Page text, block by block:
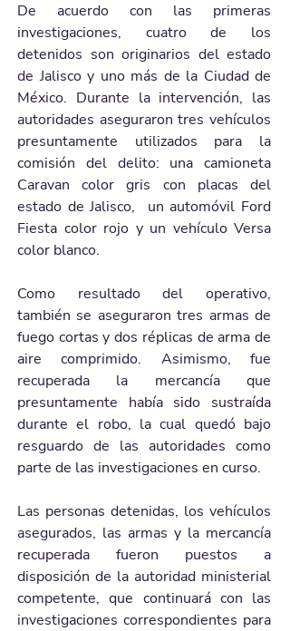
De acuerdo con las primeras
investigaciones, cuatro de los
detenidos son originarios del estado
de Jalisco y uno más de la Ciudad de
México. Durante la intervención, las
autoridades aseguraron tres vehículos
presuntamente utilizados para la
comisión del delito: una camioneta
Caravan color gris con placas del
estado de Jalisco,  un automóvil Ford
Fiesta color rojo y un vehículo Versa
color blanco.
Como resultado del operativo,
también se aseguraron tres armas de
fuego cortas y dos réplicas de arma de
aire comprimido. Asimismo, fue
recuperada la mercancía que
presuntamente había sido sustraída
durante el robo, la cual quedó bajo
resguardo de las autoridades como
parte de las investigaciones en curso.
Las personas detenidas, los vehículos
asegurados, las armas y la mercancía
recuperada fueron puestos a
disposición de la autoridad ministerial
competente, que continuará con las
investigaciones correspondientes para